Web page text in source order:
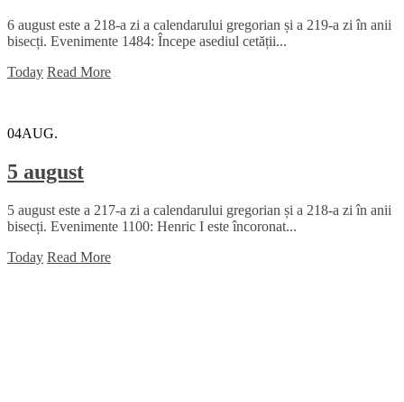
6 august este a 218-a zi a calendarului gregorian și a 219-a zi în anii
bisecți. Evenimente 1484: Începe asediul cetății...
Today Read More
04AUG.
5 august
5 august este a 217-a zi a calendarului gregorian și a 218-a zi în anii
bisecți. Evenimente 1100: Henric I este încoronat...
Today Read More